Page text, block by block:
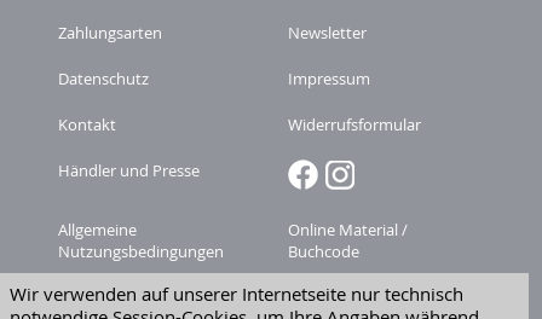
Wir verwenden auf unserer Internetseite nur technisch
Zahlungsarten Newsletter
Datenschutz Impressum
Kontakt Widerrufsformular
Händler und Presse
Allgemeine
Nutzungsbedingungen
Online Material /
Buchcode
Zeitschriften-
Versandkosten